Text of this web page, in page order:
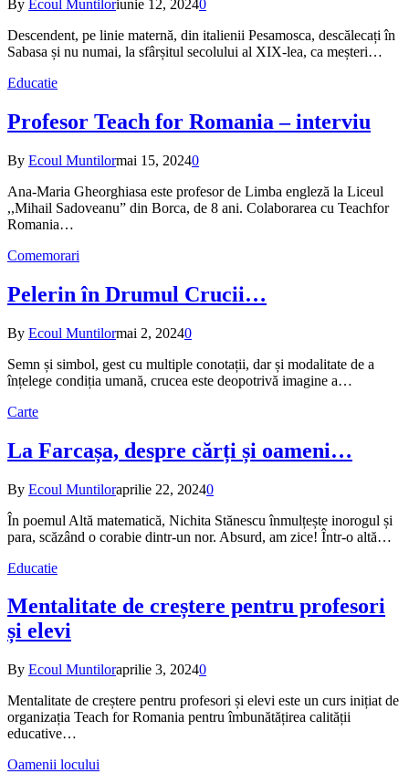
By Ecoul Muntiloriunie 12, 20240
Descendent, pe linie maternă, din italienii Pesamosca, descălecați în
Sabasa și nu numai, la sfârșitul secolului al XIX-lea, ca meșteri…
Educatie
Profesor Teach for Romania – interviu
By Ecoul Muntilormai 15, 20240
Ana-Maria Gheorghiasa este profesor de Limba engleză la Liceul
,,Mihail Sadoveanuˮ din Borca, de 8 ani. Colaborarea cu Teachfor
Romania…
Comemorari
Pelerin în Drumul Crucii…
By Ecoul Muntilormai 2, 20240
Semn și simbol, gest cu multiple conotații, dar și modalitate de a
înțelege condiția umană, crucea este deopotrivă imagine a…
Carte
La Farcașa, despre cărți și oameni…
By Ecoul Muntiloraprilie 22, 20240
În poemul Altă matematică, Nichita Stănescu înmulțește inorogul și
para, scăzând o corabie dintr-un nor. Absurd, am zice! Într-o altă…
Educatie
Mentalitate de creștere pentru profesori
și elevi
By Ecoul Muntiloraprilie 3, 20240
Mentalitate de creștere pentru profesori și elevi este un curs inițiat de
organizația Teach for Romania pentru îmbunătățirea calității
educative…
Oamenii locului